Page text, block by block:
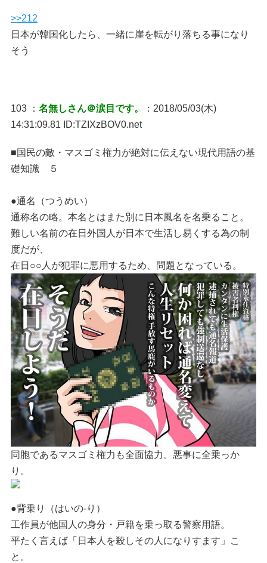
>>212
日本が韓国化したら、一緒に崖を転がり落ちる事になり
そう
103 ： 名無しさん＠涙目です。
：2018/05/03(木)
14:31:09.81 ID:TZIXzBOV0.net
■国民の敵・マスゴミ権力が絶対に伝えない現代用語の基
礎知識 ５
●通名（つうめい）
通称名の略。本名とはまた別に日本風名を名乗ること。
難しい名前の在日外国人が日本で生活し易くする為の制
度だが、
在日○○人が犯罪に悪用するため、問題となっている。
同胞であるマスゴミ権力も全面協力。悪事に全乗っか
り。
●背乗り（はいの‐り）
工作員が他国人の身分・戸籍を乗っ取る警察用語。
平たく言えば「日本人を殺しその人になりすます」こ
と。